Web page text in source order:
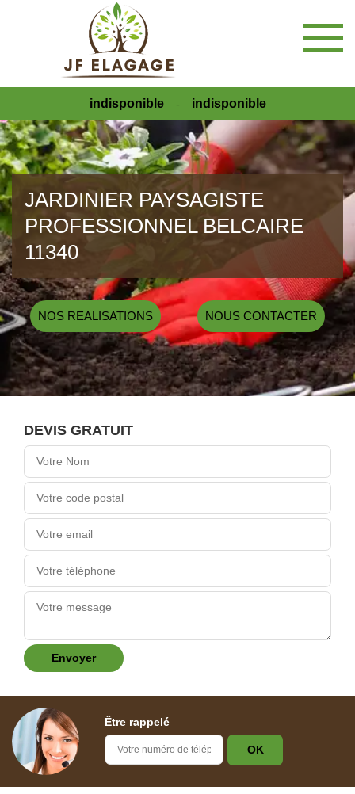
indisponible - indisponible
JARDINIER PAYSAGISTE
PROFESSIONNEL BELCAIRE
11340
NOS REALISATIONS NOUS CONTACTER
DEVIS GRATUIT
Être rappelé